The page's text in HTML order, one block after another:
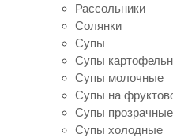
Рассольники
Солянки
Супы
Супы
Супы молочные
Супы на
Супы прозрачные
Супы холодные